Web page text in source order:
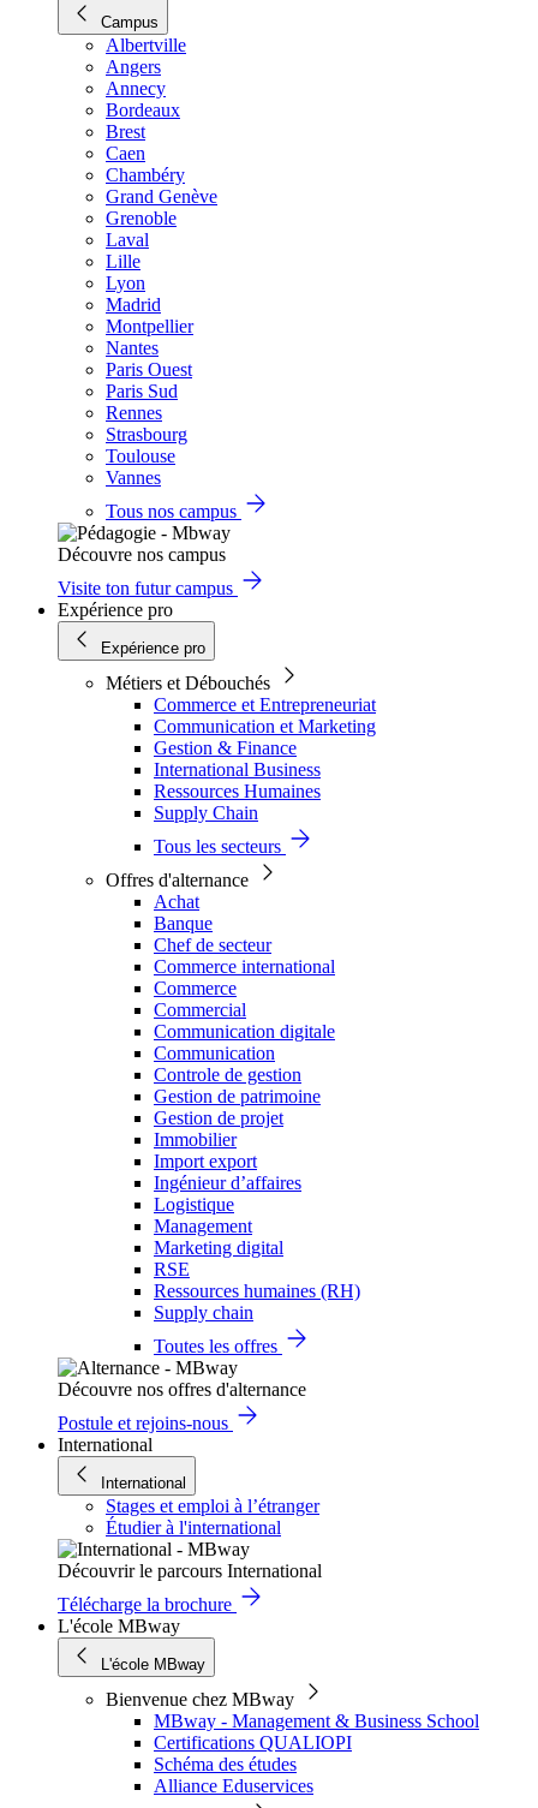
Campus
Albertville
Angers
Annecy
Bordeaux
Brest
Caen
Chambéry
Grand Genève
Grenoble
Laval
Lille
Lyon
Madrid
Montpellier
Nantes
Paris Ouest
Paris Sud
Rennes
Strasbourg
Toulouse
Vannes
Tous nos campus
Découvre nos campus
Visite ton futur campus
Expérience pro
Expérience pro
Métiers et Débouchés
Commerce et Entrepreneuriat
Communication et Marketing
Gestion & Finance
International Business
Ressources Humaines
Supply Chain
Tous les secteurs
Offres d'alternance
Achat
Banque
Chef de secteur
Commerce international
Commerce
Commercial
Communication digitale
Communication
Controle de gestion
Gestion de patrimoine
Gestion de projet
Immobilier
Import export
Ingénieur d’affaires
Logistique
Management
Marketing digital
RSE
Ressources humaines (RH)
Supply chain
Toutes les offres
Découvre nos offres d'alternance
Postule et rejoins-nous
International
International
Stages et emploi à l’étranger
Étudier à l'international
Découvrir le parcours International
Télécharge la brochure
L'école MBway
L'école MBway
Bienvenue chez MBway
MBway - Management & Business School
Certifications QUALIOPI
Schéma des études
Alliance Eduservices